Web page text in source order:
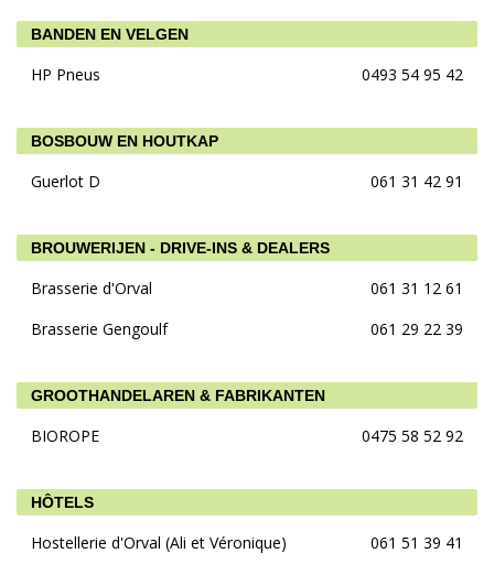
BANDEN EN VELGEN
HP Pneus 0493 54 95 42
BOSBOUW EN HOUTKAP
Guerlot D 061 31 42 91
BROUWERIJEN - DRIVE-INS & DEALERS
Brasserie d'Orval
061 31 12 61
Brasserie Gengoulf
061 29 22 39
GROOTHANDELAREN & FABRIKANTEN
BIOROPE 0475 58 52 92
HÔTELS
Hostellerie d'Orval (Ali et Véronique) 061 51 39 41